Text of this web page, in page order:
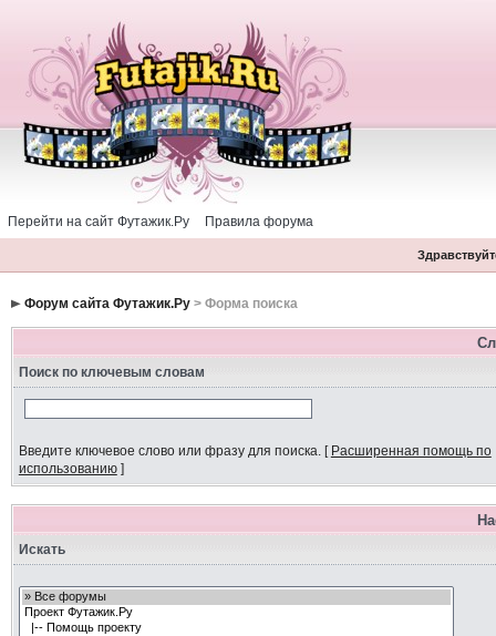
Перейти на сайт Футажик.Ру Правила форума
Форум сайта Футажик.Ру> Форма поиска
Поиск по ключевым словам
Введите ключевое слово или фразу для поиска.[ Расширенная помощь по
использованию]
Искать